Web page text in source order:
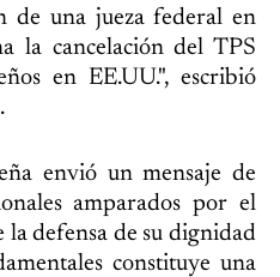
de una jueza federal en
la cancelación del TPS
en EE.UU.", escribió
envió un mensaje de
amparados por el
defensa de su dignidad
constituye una